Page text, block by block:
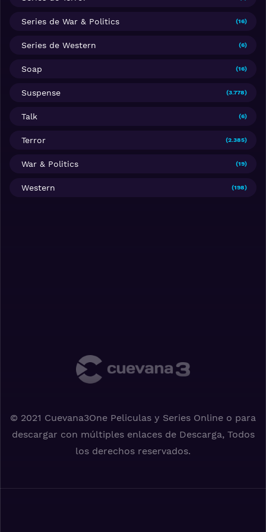
Series de War & Politics (16)
Series de Western (6)
Soap (16)
Suspense (3.778)
Talk (6)
Terror (2.385)
War & Politics (19)
Western (198)
© 2021 Cuevana3One Peliculas y Series Online o para
descargar con múltiples enlaces de Descarga, Todos
los derechos reservados.